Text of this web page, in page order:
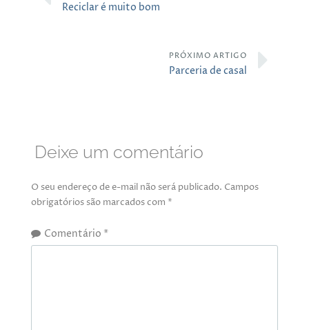
Reciclar é muito bom
PRÓXIMO ARTIGO
Parceria de casal
Deixe um comentário
O seu endereço de e-mail não será publicado. Campos
obrigatórios são marcados com *
Comentário *